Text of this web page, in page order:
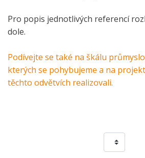
Pro popis jednotlivých referencí
dole.
Podívejte se také na škálu
kterých se pohybujeme a na
těchto odvětvích realizovali.